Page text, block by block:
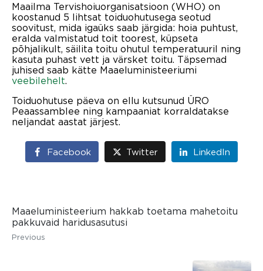
Maailma Tervishoiuorganisatsioon (WHO) on
koostanud 5 lihtsat toiduohutusega seotud
soovitust, mida igaüks saab järgida: hoia puhtust,
eralda valmistatud toit toorest, küpseta
põhjalikult, säilita toitu ohutul temperatuuril ning
kasuta puhast vett ja värsket toitu. Täpsemad
juhised saab kätte Maaeluministeeriumi
veebilehelt.
Toiduohutuse päeva on ellu kutsunud ÜRO
Peaassamblee ning kampaaniat korraldatakse
neljandat aastat järjest.
Facebook Twitter LinkedIn
Maaeluministeerium hakkab toetama mahetoitu
pakkuvaid haridusasutusi
Previous